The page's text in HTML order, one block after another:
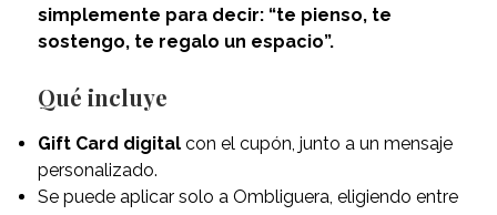
simplemente para decir: “te pienso, te
sostengo, te regalo un espacio”.
Qué incluye
Gift Card digitalcon el cupón, junto a un mensaje
personalizado.
Se puede aplicar solo a Ombliguera, eligiendo entre